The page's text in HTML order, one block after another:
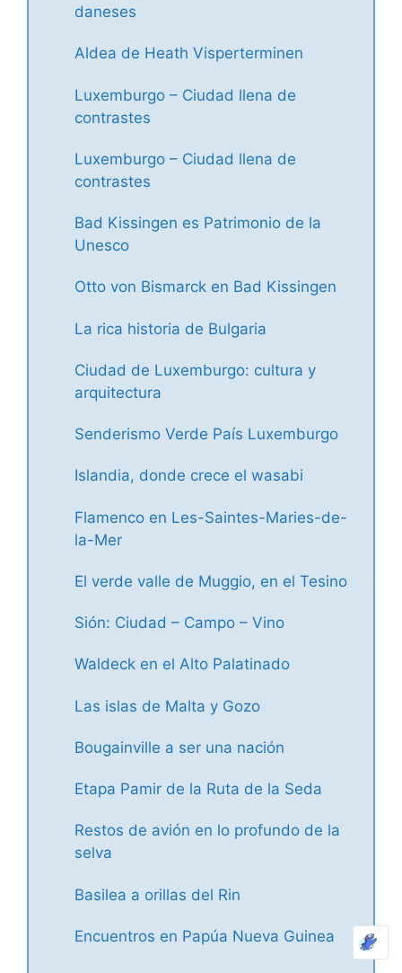
daneses
Aldea de Heath Visperterminen
Luxemburgo – Ciudad llena de
contrastes
Luxemburgo – Ciudad llena de
contrastes
Bad Kissingen es Patrimonio de la
Unesco
Otto von Bismarck en Bad Kissingen
La rica historia de Bulgaria
Ciudad de Luxemburgo: cultura y
arquitectura
Senderismo Verde País Luxemburgo
Islandia, donde crece el wasabi
Flamenco en Les-Saintes-Maries-de-
la-Mer
El verde valle de Muggio, en el Tesino
Sión: Ciudad – Campo – Vino
Waldeck en el Alto Palatinado
Las islas de Malta y Gozo
Bougainville a ser una nación
Etapa Pamir de la Ruta de la Seda
Restos de avión en lo profundo de la
selva
Basilea a orillas del Rin
Encuentros en Papúa Nueva Guinea